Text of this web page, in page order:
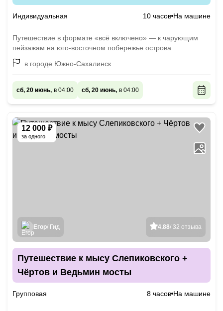
Индивидуальная 10 часов На машине
Путешествие в формате «всё включено» — к чарующим
пейзажам на юго-восточном побережье острова
в городе Южно-Сахалинск
сб, 20 июнь, в 04:00 сб, 20 июнь, в 04:00
12 000 ₽
за одного
4.88/ 32 отзыва
Егор/ Гид
Путешествие к мысу Слепиковского +
Чёртов и Ведьмин мосты
Групповая 8 часов На машине